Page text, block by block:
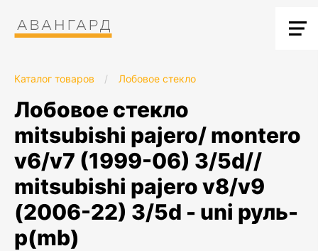
Каталог товаров / Лобовое стекло
лобовое стекло
mitsubishi pajero/ montero
v6/v7 (1999-06) 3/5d//
mitsubishi pajero v8/v9
(2006-22) 3/5d - uni руль-
p(mb)